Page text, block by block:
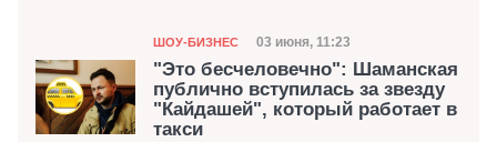
Категория
ШОУ-БИЗНЕС Дата публикации
03 июня, 11:23
"Это бесчеловечно": Шаманская
публично вступилась за звезду
"Кайдашей", который работает в
такси